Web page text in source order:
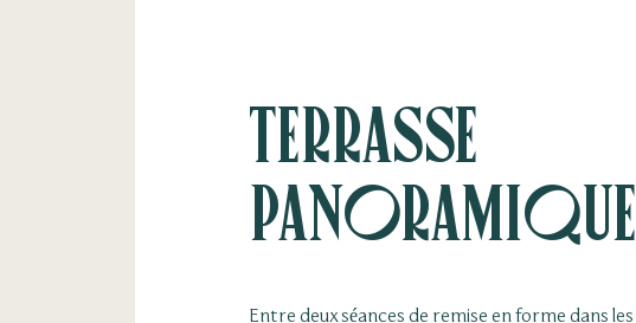
Terrasse
panoramique
Entre deux séances de remise en forme dans les